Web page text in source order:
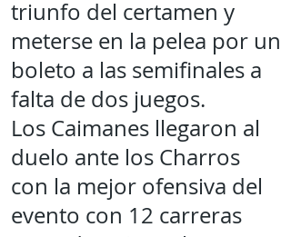
triunfo del certamen y
meterse en la pelea por un
boleto a las semifinales a
falta de dos juegos.
Los Caimanes llegaron al
duelo ante los Charros
con la mejor ofensiva del
evento con 12 carreras